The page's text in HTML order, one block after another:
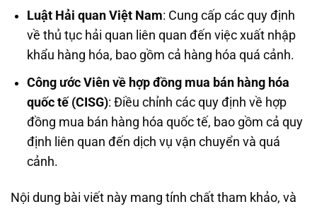
Luật Hải quan Việt Nam: Cung cấp các quy định
về thủ tục hải quan liên quan đến việc xuất nhập
khẩu hàng hóa, bao gồm cả hàng hóa quá cảnh.
Công ước Viên về hợp đồng mua bán hàng hóa
quốc tế (CISG): Điều chỉnh các quy định về hợp
đồng mua bán hàng hóa quốc tế, bao gồm cả quy
định liên quan đến dịch vụ vận chuyển và quá
cảnh.
Nội dung bài viết này mang tính chất tham khảo, và